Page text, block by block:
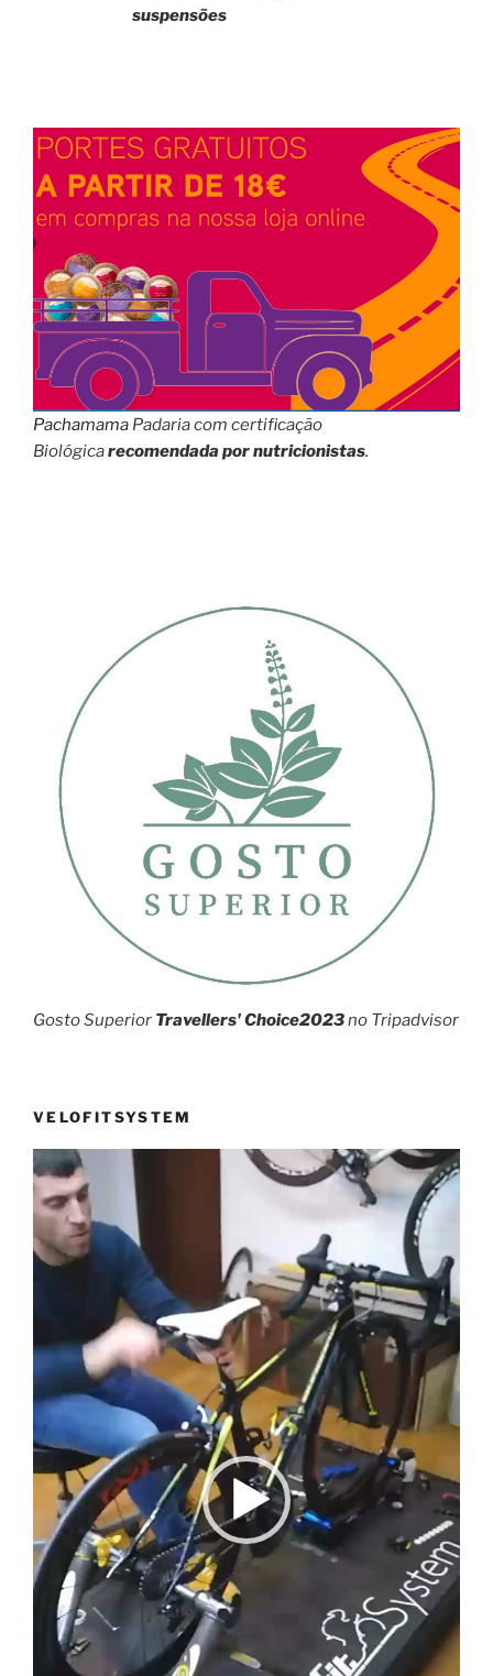
suspensões
Pachamama Padaria com certificação
Biológicarecomendada por nutricionistas.
Gosto Superior Travellers' Choice2023no Tripadvisor
VELOFITSYSTEM
Reprodutor
de
vídeo